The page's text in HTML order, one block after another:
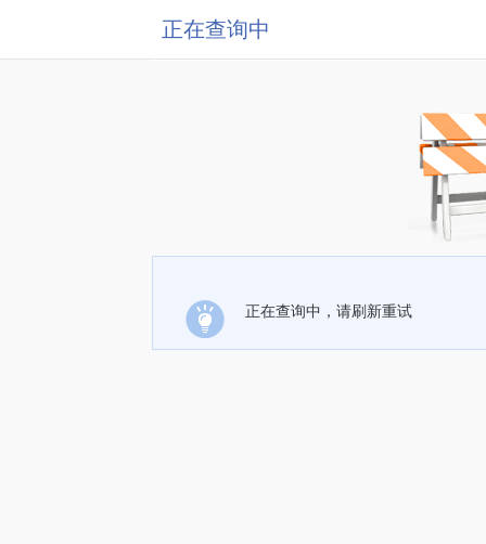
正在查询中
正在查询中，请刷新重试